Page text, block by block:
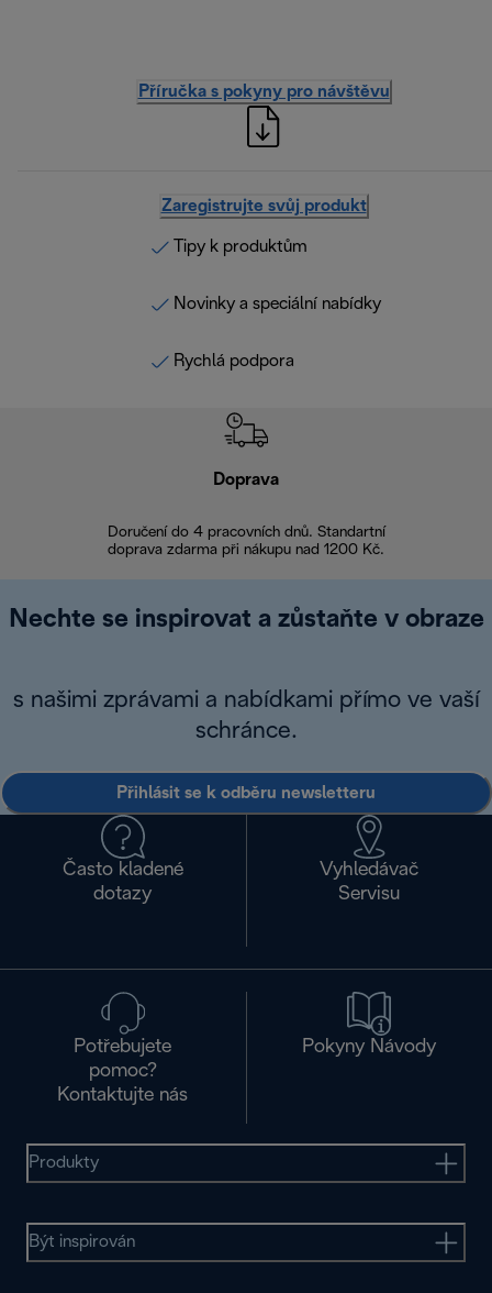
Příručka s pokyny pro návštěvu
Zaregistrujte svůj produkt
Tipy k produktům
Novinky a speciální nabídky
Rychlá podpora
Doprava
Doručení do 4 pracovních dnů. Standartní
doprava zdarma při nákupu nad 1200 Kč.
Nechte se inspirovat a zůstaňte v obraze
s našimi zprávami a nabídkami přímo ve vaší
schránce.
Přihlásit se k odběru newsletteru
Často kladené
dotazy
Vyhledávač
Servisu
Potřebujete
pomoc?
Kontaktujte nás
Pokyny Návody
Produkty
Být inspirován